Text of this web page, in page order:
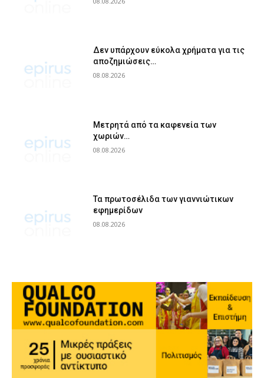
Δεν υπάρχουν εύκολα χρήματα για τις
αποζημιώσεις…
08.08.2026
Μετρητά από τα καφενεία των
χωριών…
08.08.2026
Τα πρωτοσέλιδα των γιαννιώτικων
εφημερίδων
08.08.2026